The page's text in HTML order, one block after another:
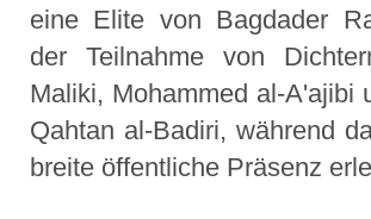
eine Elite von Bagdader
der Teilnahme von
Maliki, Mohammed al-A'ajibi
Qahtan al-Badiri, während
breite öffentliche Präsenz